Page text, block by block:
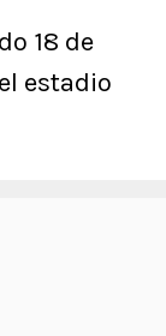
18 de
estadio